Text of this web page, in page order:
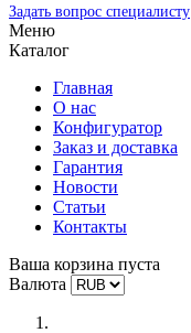
Задать вопрос специалисту
Меню
Каталог
Главная
О нас
Конфигуратор
Заказ и доставка
Гарантия
Новости
Статьи
Контакты
Ваша корзина пуста
Валюта